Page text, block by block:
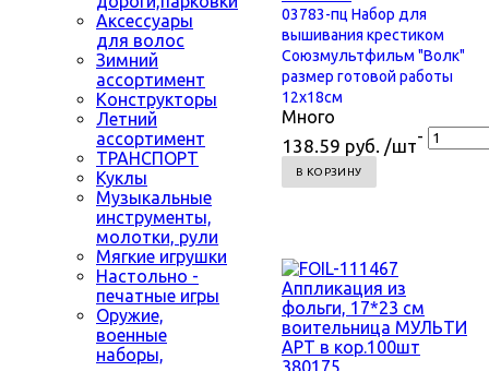
Аксессуары
для волос
Зимний
ассортимент
Конструкторы
Летний
ассортимент
ТРАНСПОРТ
Куклы
Музыкальные
инструменты,
молотки, рули
Мягкие игрушки
Настольно -
печатные игры
Оружие,
военные
наборы,
03783-пц Набор для
вышивания крестиком
Союзмультфильм "Волк"
размер готовой работы
12х18см
Много
138.59 руб. /шт-
В КОРЗИНУ